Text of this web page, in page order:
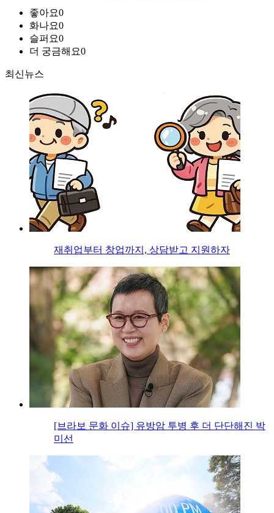
좋아요0
화나요0
슬퍼요0
더 궁금해요0
최신뉴스
재취업부터 창업까지, 상담받고 지원하자
[브라보 문화 이슈] 유방암 투병 후 더 단단해진 박
미선